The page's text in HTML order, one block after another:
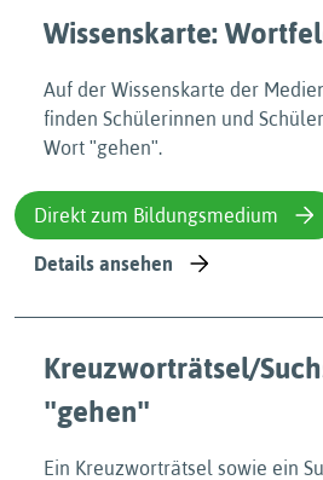
Wissenskarte:
Auf der Wissenskarte der
finden Schülerinnen und
Wort ʺgehenʺ.
Direkt zum Bildungsmedium
Details ansehen
Kreuzworträtsel/
ʺgehenʺ
Ein Kreuzworträtsel sowie ein